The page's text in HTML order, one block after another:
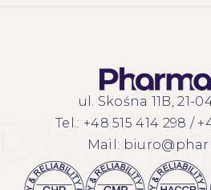
ul. Skośna 11B, 21-
Tel.: +48 515 414 298 /
Mail: